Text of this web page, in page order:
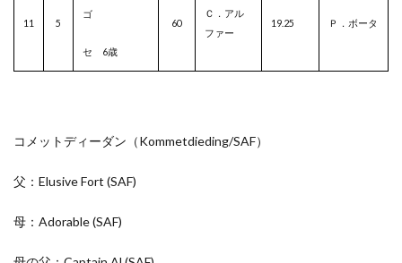
11 5
ゴ
セ 6歳
60
Ｃ．アル
ファー
19.25 Ｐ．ボータ
コメットディーダン（Kommetdieding/SAF）
父：Elusive Fort (SAF)
母：Adorable(SAF)